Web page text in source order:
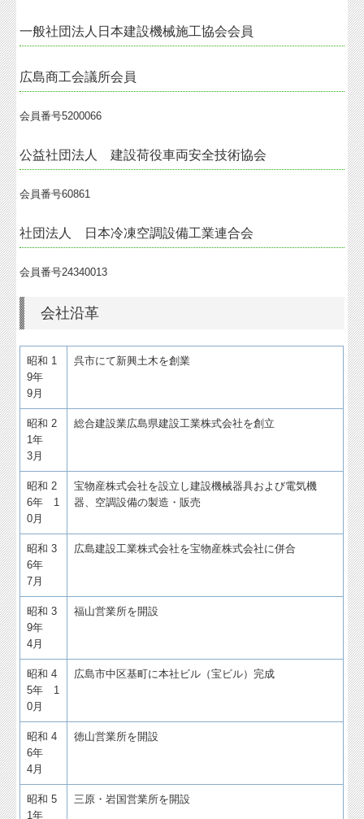
一般社団法人日本建設機械施工協会会員
広島商工会議所会員
会員番号5200066
公益社団法人 建設荷役車両安全技術協会
会員番号60861
社団法人 日本冷凍空調設備工業連合会
会員番号24340013
会社沿革
昭和 1
9年
9月
呉市にて新興土木を創業
昭和 2
1年
3月
総合建設業広島県建設工業株式会社を創立
昭和 2
6年 1
0月
宝物産株式会社を設立し建設機械器具および電気機
器、空調設備の製造・販売
昭和 3
6年
7月
広島建設工業株式会社を宝物産株式会社に併合
昭和 3
9年
4月
福山営業所を開設
昭和 4
5年 1
0月
広島市中区基町に本社ビル（宝ビル）完成
昭和 4
6年
4月
徳山営業所を開設
昭和 5
1年
三原・岩国営業所を開設